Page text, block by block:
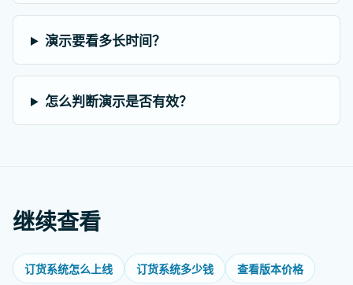
演示要看多长时间？
怎么判断演示是否有效？
继续查看
订货系统怎么上线 订货系统多少钱 查看版本价格